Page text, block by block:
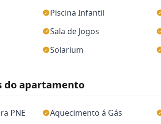
Piscina Infantil
Sala de Jogos
Solarium
do apartamento
PNE Aquecimento á Gás